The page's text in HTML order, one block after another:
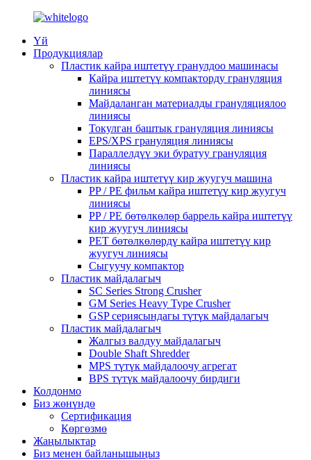
Үй
Продукциялар
Пластик кайра иштетүү гранулдоо машинасы
Кайра иштетүү компакторду грануляция
линиясы
Майдаланган материалды грануляциялоо
линиясы
Токулган баштык грануляция линиясы
EPS/XPS грануляция линиясы
Параллелдүү эки буратуу грануляция
линиясы
Пластик кайра иштетүү кир жуугуч машина
PP / PE фильм кайра иштетүү кир жуугуч
линиясы
PP / PE бөтөлкөлөр баррель кайра иштетүү
кир жуугуч линиясы
PET бөтөлкөлөрдү кайра иштетүү кир
жуугуч линиясы
Сыгуучу компактор
Пластик майдалагыч
SC Series Strong Crusher
GM Series Heavy Type Crusher
GSP сериясындагы түтүк майдалагыч
Пластик майдалагыч
Жалгыз валдуу майдалагыч
Double Shaft Shredder
MPS түтүк майдалоочу агрегат
BPS түтүк майдалоочу бирдиги
Колдонмо
Биз жөнүндө
Сертификация
Көргөзмө
Жаңылыктар
Биз менен байланышыңыз